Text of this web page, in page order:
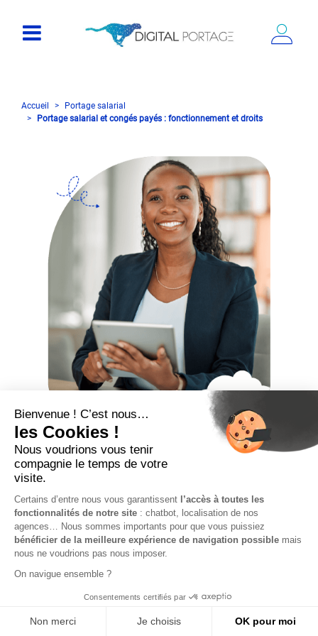
Accueil
Portage salarial
Portage salarial et congés payés : fonctionnement et droits
Portage salarial et
congés payés :
fonctionnement et
Leportage salarial est une forme d'emploi